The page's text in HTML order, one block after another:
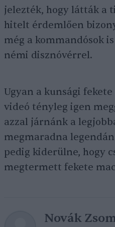
jelezték, hogy látták a
hitelt érdemlően
még a kommandósok
némi disznóvérrel.
Ugyan a kunsági
videó tényleg igen
azzal járnánk a
megmaradna
pedig kiderülne, hogy
megtermett fekete
Novák